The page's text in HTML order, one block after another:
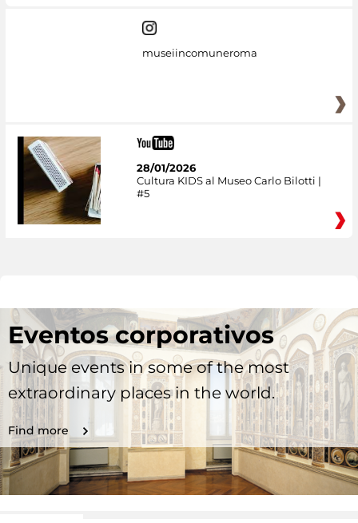
museiincomuneroma
28/01/2026
Cultura KIDS al Museo Carlo Bilotti |
#5
Eventos corporativos
Unique events in some of the most
extraordinary places in the world.
Find more